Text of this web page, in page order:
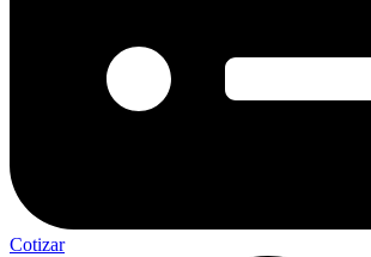
Cotizar